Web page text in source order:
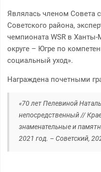
Являлась членом Совета
Советского района,
чемпионата WSR в
округе – Югре по
социальный уход».
Награждена почетными
«70 лет Пелевиной
непосредственный //
знаменательные и
2021 год. – Советский,